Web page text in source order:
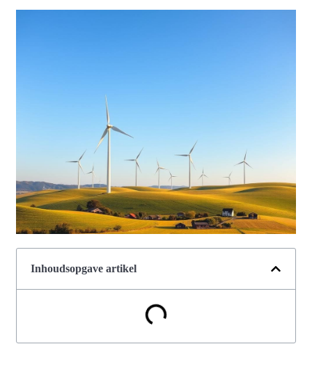
Inhoudsopgave artikel